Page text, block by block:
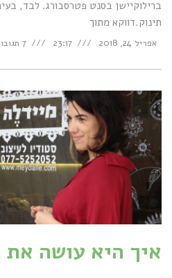
ברילוקיישן בסנט פטרסבורג. לבד,
תינוק.דווקא מתוך
אפריל 24, 2018 23:17 7 תגובות
איך היא עושה את